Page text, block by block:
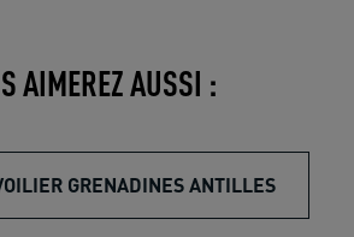
AIMEREZ AUSSI :
GRENADINES ANTILLES